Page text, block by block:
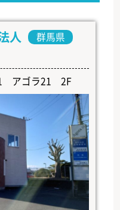
人 群馬県
1 アゴラ21 2F